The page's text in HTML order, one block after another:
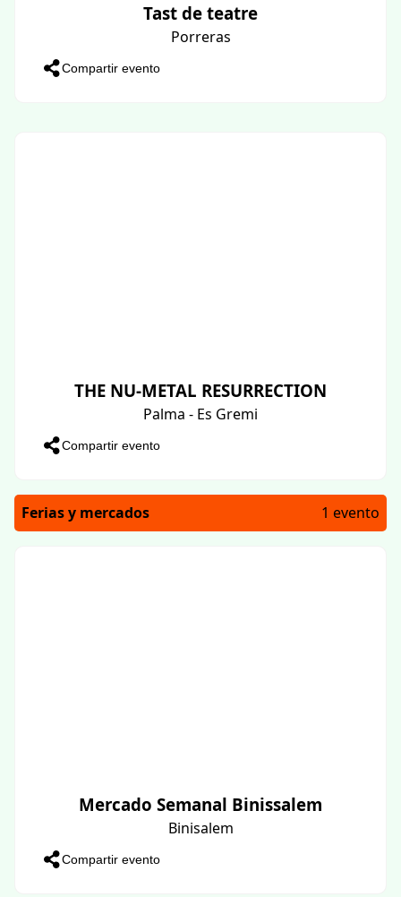
Tast de teatre
Porreras
Compartir evento
THE NU-METAL RESURRECTION
Palma - Es Gremi
Compartir evento
Ferias y mercados 1 evento
Mercado Semanal Binissalem
Binisalem
Compartir evento